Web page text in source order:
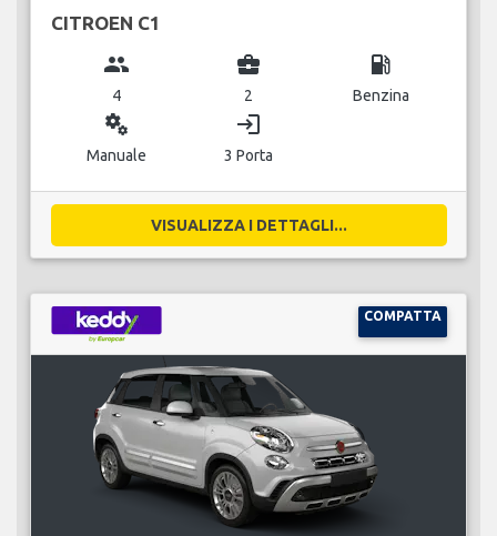
CITROEN C1
group
4
business_center
2
local_gas_station
Benzina
miscellaneous_services
Manuale
login
3 Porta
VISUALIZZA I DETTAGLI...
COMPATTA